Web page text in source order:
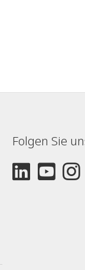
Folgen Sie